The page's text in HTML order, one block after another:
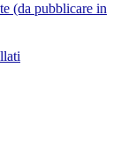
(da pubblicare in